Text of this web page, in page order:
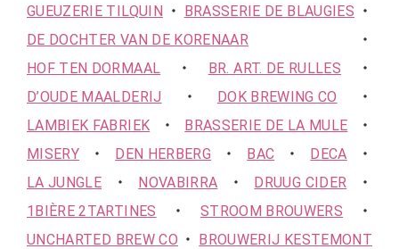
GUEUZERIE TILQUIN ・ BRASSERIE DE BLAUGIES ・
DE DOCHTER VAN DE KORENAAR ・
HOF TEN DORMAAL ・ BR. ART. DE RULLES ・
D’OUDE MAALDERIJ ・ DOK BREWING CO ・
LAMBIEK FABRIEK ・ BRASSERIE DE LA MULE ・
MISERY ・ DEN HERBERG ・ BAC ・ DECA ・
LA JUNGLE ・ NOVABIRRA ・ DRUUG CIDER ・
1BIÈRE 2TARTINES ・ STROOM BROUWERS ・
UNCHARTED BREW CO ・ BROUWERIJ KESTEMONT